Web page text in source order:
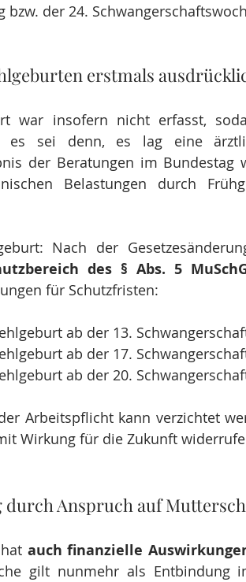
bzw. der 24.
erstmals
war insofern nicht erfasst,
es sei denn, es lag eine
der Beratungen im Bundestag
Belastungen durch
Nach der
des § Abs. 5
für Schutzfristen:
ab der 13.
ab der 17.
ab der 20.
Arbeitspflicht kann verzichtet
Wirkung für die Zukunft
durch Anspruch auf
auch finanzielle
gilt nunmehr als